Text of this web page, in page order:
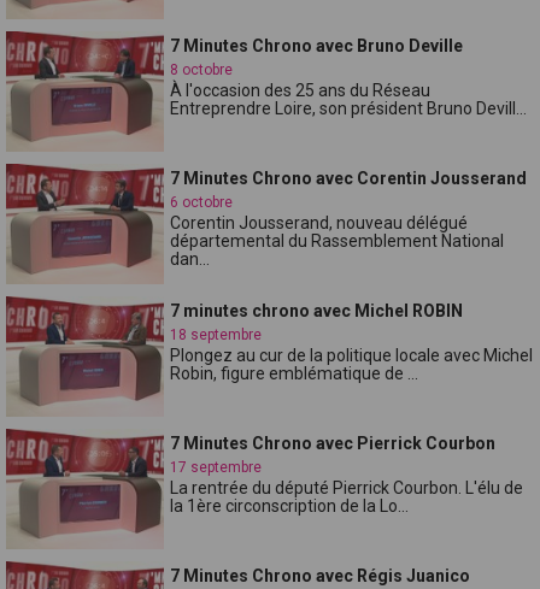
7 Minutes Chrono avec Bruno Deville
8 octobre
À l'occasion des 25 ans du Réseau
Entreprendre Loire, son président Bruno Devill...
7 Minutes Chrono avec Corentin Jousserand
6 octobre
Corentin Jousserand, nouveau délégué
départemental du Rassemblement National
dan...
7 minutes chrono avec Michel ROBIN
18 septembre
Plongez au cur de la politique locale avec Michel
Robin, figure emblématique de ...
7 Minutes Chrono avec Pierrick Courbon
17 septembre
La rentrée du député Pierrick Courbon. L'élu de
la 1ère circonscription de la Lo...
7 Minutes Chrono avec Régis Juanico